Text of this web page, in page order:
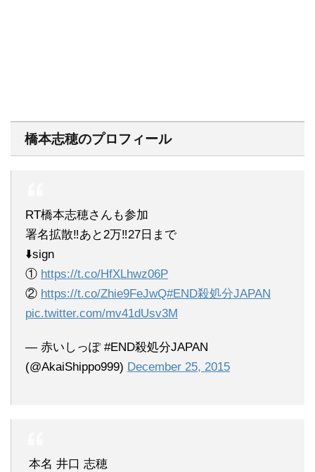
橋本志穂のプロフィール
RT橋本志穂さんも参加
署名拡散‼️あと2万‼️27日まで
⬇️sign
① https://t.co/HfXLhwz06P
② https://t.co/Zhie9FeJwQ#END殺処分JAPAN
pic.twitter.com/mv41dUsv3M
— 赤いしっぽ #END殺処分JAPAN
(@AkaiShippo999) December 25, 2015
本名 井口 志穂